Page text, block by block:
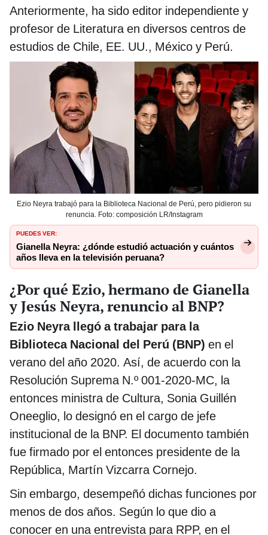
Anteriormente, ha sido editor independiente y
profesor de Literatura en diversos centros de
estudios de Chile, EE. UU., México y Perú.
Ezio Neyra trabajó para la Biblioteca Nacional de Perú, pero pidieron su
renuncia. Foto: composición LR/Instagram
PUEDES VER:
Gianella Neyra: ¿dónde estudió actuación y cuántos
años lleva en la televisión peruana?
¿Por qué Ezio, hermano de Gianella
y Jesús Neyra, renuncio al BNP?
Ezio Neyra llegó a trabajar para la
Biblioteca Nacional del Perú (BNP) en el
verano del año 2020. Así, de acuerdo con la
Resolución Suprema N.º 001-2020-MC, la
entonces ministra de Cultura, Sonia Guillén
Oneeglio, lo designó en el cargo de jefe
institucional de la BNP. El documento también
fue firmado por el entonces presidente de la
República, Martín Vizcarra Cornejo.
Sin embargo, desempeñó dichas funciones por
menos de dos años. Según lo que dio a
conocer en una entrevista para RPP, en el